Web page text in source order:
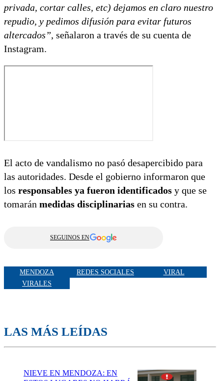
privada, cortar calles, etc) dejamos en claro nuestro
repudio, y pedimos difusión para evitar futuros
altercados”, señalaron a través de su cuenta de
Instagram.
El acto de vandalismo no pasó desapercibido para
las autoridades. Desde el gobierno informaron que
los responsables ya fueron identificados y que se
tomarán medidas disciplinarias en su contra.
SEGUINOS EN
MENDOZA REDES SOCIALES
VIRAL
VIRALES
LAS MÁS LEÍDAS
NIEVE EN MENDOZA: EN